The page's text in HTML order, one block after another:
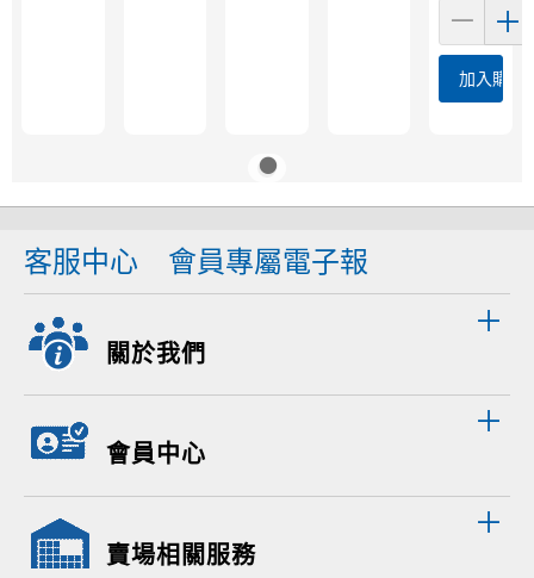
加入購物
客服中心 會員專屬電子報
關於我們
會員中心
賣場相關服務